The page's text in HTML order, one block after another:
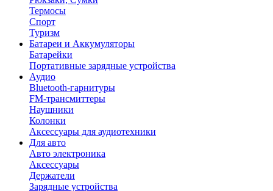
Термосы
Спорт
Туризм
Батареи и Аккумуляторы
Батарейки
Портативные зарядные устройства
Аудио
Bluetooth-гарнитуры
FM-трансмиттеры
Наушники
Колонки
Аксессуары для аудиотехники
Для авто
Авто электроника
Аксессуары
Держатели
Зарядные устройства